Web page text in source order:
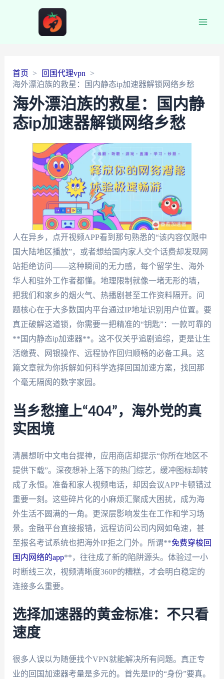
首页
回国代理vpn
海外漂泊族的救星：国内静态ip加速器解锁网络乡愁
海外漂泊族的救星：国内静
态ip加速器解锁网络乡愁
人在异乡，点开视频APP看到那句熟悉的“该内容仅限中
国大陆地区播放”，或者想给国内家人交个话费却发现网
站拒绝访问——这种瞬间的无力感，每个留学生、海外
华人和驻外工作者都懂。地理限制就像一堵无形的墙，
把我们和家乡的烟火气、热播剧甚至工作资料隔开。问
题核心在于大多数国内平台通过IP地址识别用户位置。要
真正破解这道锁，你需要一把精准的“钥匙”：一款可靠的
**国内静态ip加速器**。这不仅关乎追剧追综，更是让生
活缴费、网银操作、远程协作回归顺畅的必备工具。这
篇文章就为你拆解如何科学选择回国加速方案，找回那
个毫无隔阂的数字家园。
当乡愁撞上“404”，海外党的真
实困境
清晨想听中文电台提神，应用商店却提示“你所在地区不
提供下载”。深夜想补上落下的热门综艺，缓冲图标却转
成了永恒。准备和家人视频电话，却因会议APP卡顿错过
重要一刻。这些碎片化的小麻烦汇聚成大困扰，成为海
外生活不圆满的一角。更深层影响发生在工作和学习场
景。金融平台直接报错，远程访问公司内网如龟速，甚
至报名考试系统也把海外IP拒之门外。所谓**免费穿梭回
国内网络的app**，往往成了新的陷阱源头。体验过一小
时断线三次，视频清晰度360P的糟糕，才会明白稳定的
连接多么重要。
选择加速器的黄金标准：不只看
速度
很多人误以为随便找个VPN就能解决所有问题。真正专
业的回国加速器考量是多元的。首先是IP的“身份”要真。